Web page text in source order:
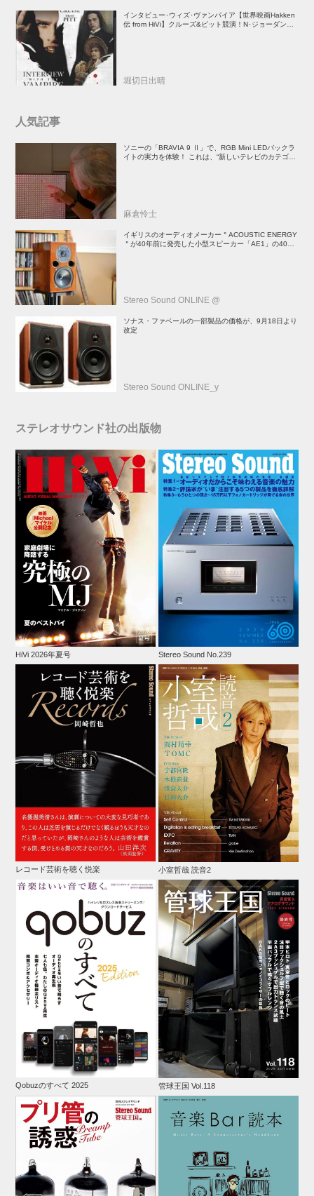
インタビュー･ウィズ･ヴァンパイア【世界映画Hakken
伝 from HiVi】クルーズ&ピット競演！N･ジョーダン監
堀切日出晴
人気記事
ソニーの「BRAVIA 9 Ⅱ」で、RGB Mini LEDバックラ
イトの実力を体験！ これは、“新しいテレビのカテゴリ
麻倉怜士
イギリスのオーディオメーカー＂ACOUSTIC ENERGY
＂が40年前に発売した小型スピーカー「AE1」の40周
Stereo Sound ONLINE @
ソナス・ファベールの一部製品の価格が、9月18日より
改定
Stereo Sound ONLINE_y
ステレオサウンド社の出版物
HiVi 2026年夏号 Stereo Sound No.239
レコード芸術を聴く悦楽 小室哲哉 読音2
Qobuzのすべて 2025 管球王国 Vol.118